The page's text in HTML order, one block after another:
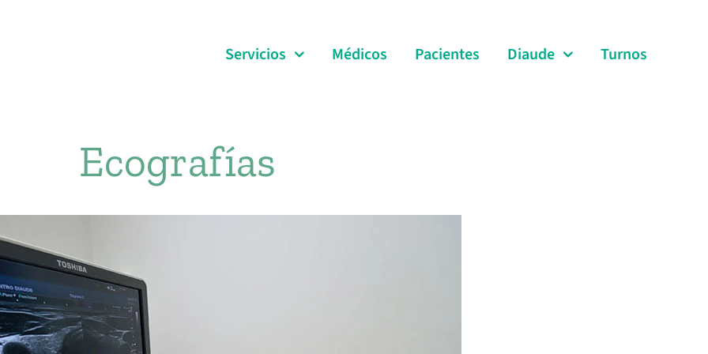
Servicios Médicos Pacientes Diaude Turnos
Ecografías